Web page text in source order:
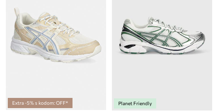
Extra -5% s kodom: OFF* Planet Friendly